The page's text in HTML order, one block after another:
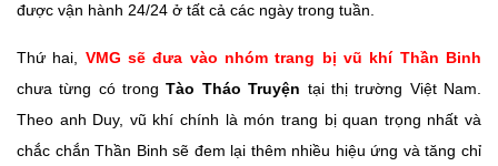
được vận hành 24/24 ở tất cả các ngày trong tuần.
Thứ hai, VMG sẽ đưa vào nhóm trang bị vũ khí Thần Binh
chưa từng có trongTào Tháo Truyện tại thị trường Việt Nam.
Theo anh Duy, vũ khí chính là món trang bị quan trọng nhất và
chắc chắn Thần Binh sẽ đem lại thêm nhiều hiệu ứng và tăng chỉ